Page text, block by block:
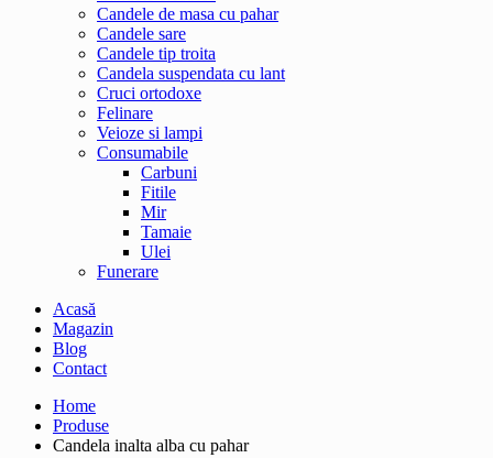
Candele de masa cu pahar
Candele sare
Candele tip troita
Candela suspendata cu lant
Cruci ortodoxe
Felinare
Veioze si lampi
Consumabile
Carbuni
Fitile
Mir
Tamaie
Ulei
Funerare
Acasă
Magazin
Blog
Contact
Home
Produse
Candela inalta alba cu pahar